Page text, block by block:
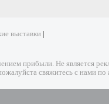
выставки
прибыли. Не является
свяжитесь с нами по